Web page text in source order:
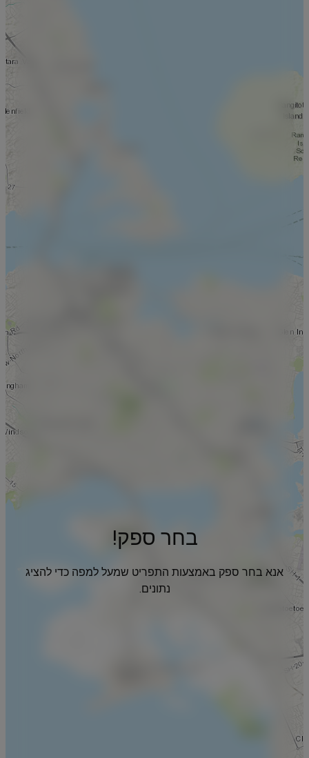
בחר ספק!
אנא בחר ספק באמצעות התפריט שמעל למפה כדי להציג
נתונים.